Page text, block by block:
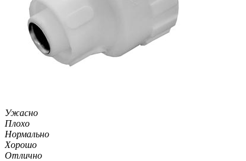
Ужасно
Плохо
Нормально
Хорошо
Отлично